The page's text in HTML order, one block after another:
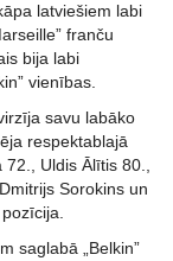
latviešiem labi
franču
bija labi
vienības.
savu labāko
respektablajā
Uldis Ālītis 80.,
Sorokins un
saglabā „Belkin”